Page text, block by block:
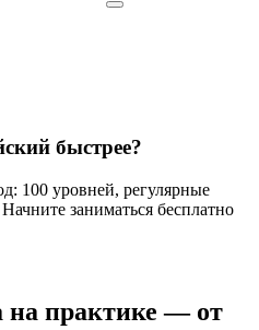
быстрее?
100 уровней, регулярные
заниматься бесплатно
на практике — от